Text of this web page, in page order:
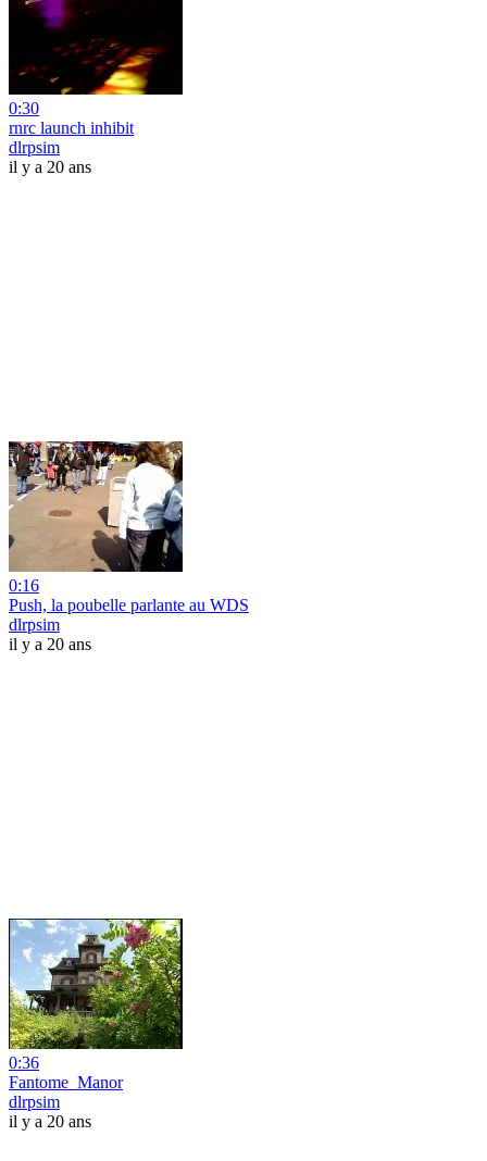
0:30
rnrc launch inhibit
dlrpsim
il y a 20 ans
0:16
Push, la poubelle parlante au WDS
dlrpsim
il y a 20 ans
0:36
Fantome_Manor
dlrpsim
il y a 20 ans